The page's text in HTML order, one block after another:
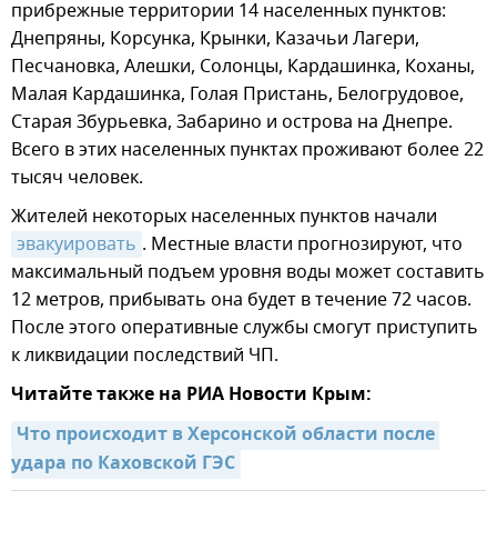
прибрежные территории 14 населенных пунктов:
Днепряны, Корсунка, Крынки, Казачьи Лагери,
Песчановка, Алешки, Солонцы, Кардашинка, Коханы,
Малая Кардашинка, Голая Пристань, Белогрудовое,
Старая Збурьевка, Забарино и острова на Днепре.
Всего в этих населенных пунктах проживают более 22
тысяч человек.
Жителей некоторых населенных пунктов начали
эвакуировать . Местные власти прогнозируют, что
максимальный подъем уровня воды может составить
12 метров, прибывать она будет в течение 72 часов.
После этого оперативные службы смогут приступить
к ликвидации последствий ЧП.
Читайте также на РИА Новости Крым:
Что происходит в Херсонской области после
удара по Каховской ГЭС